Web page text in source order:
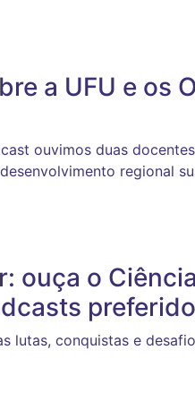
a UFU e os
ouvimos duas
regional
ouça o
preferido
lutas, conquistas e